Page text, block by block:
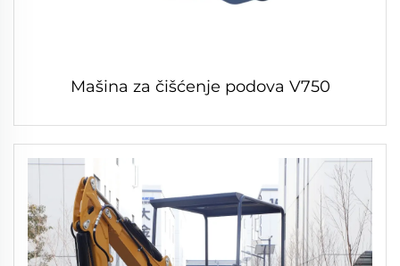
Mašina za čišćenje podova V750